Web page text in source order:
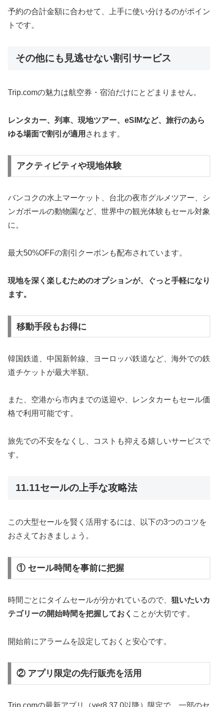
予約の合計金額に合わせて、上手に使い分けるのがポイン
トです。
その他にも見逃せない割引サービス
Trip.comの魅力は航空券・宿泊だけにとどまりません。
レンタカー、列車、現地ツアー、eSIMなど、旅行のあら
ゆる場面で割引が適用 されます。
アクティビティや現地体験
バンコクの水上マーケット、台北の夜市グルメツアー、シ
ンガポールの動物園など、世界中の観光体験もセール対象
に。
最大50%OFFの割引クーポンも配布されています。
現地を深く楽しむためのオプションが、ぐっと手軽になり
ます。
移動手段もお得に
韓国鉄道、中国新幹線、ヨーロッパ鉄道など、海外での鉄
道チケットが最大半額。
また、空港から市内までの送迎や、レンタカーもセール価
格で利用可能です。
旅先での不安をなくし、コストも抑える嬉しいサービスで
す。
11.11セールの上手な攻略法
この大型セールを賢く活用するには、以下の3つのコツを
おさえておきましょう。
① セール時間を事前に把握
時間ごとにタイムセールが分かれているので、 狙いたいカ
テゴリーの開始時間を把握しておく ことが大切です。
開始前にアラームを設定しておくと安心です。
② アプリ限定の先行販売を活用